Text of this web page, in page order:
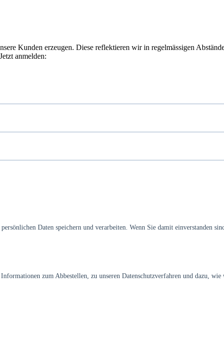
Kunden erzeugen. Diese reflektieren wir in regelmässigen
anmelden: